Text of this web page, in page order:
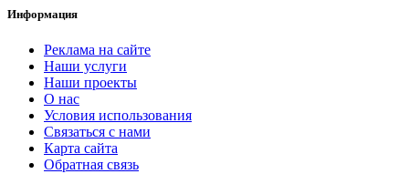
Информация
Реклама на сайте
Наши услуги
Наши проекты
О нас
Условия использования
Связаться с нами
Карта сайта
Обратная связь